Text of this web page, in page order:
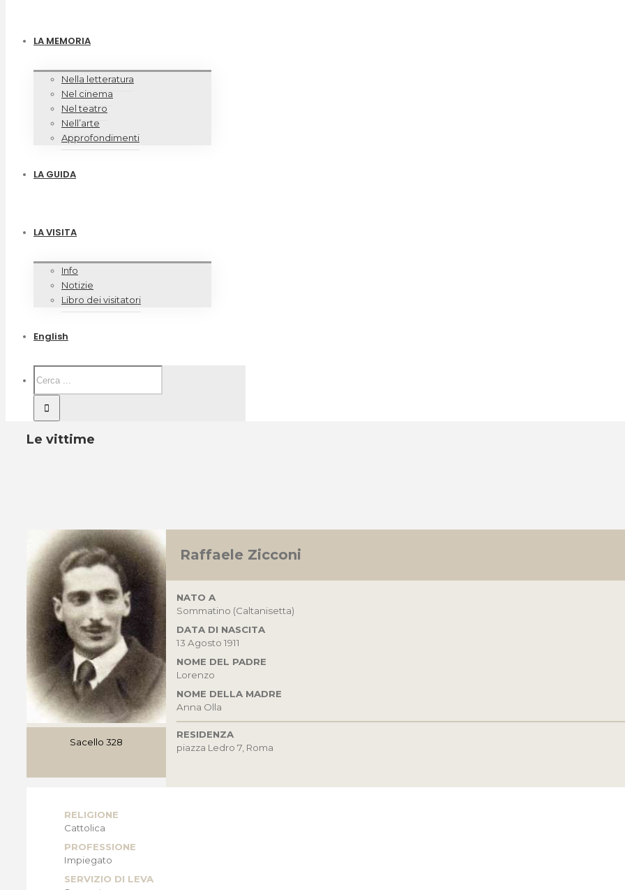
LA MEMORIA
Nella letteratura
Nel cinema
Nel teatro
Nell’arte
Approfondimenti
LA GUIDA
LA VISITA
Info
Notizie
Libro dei visitatori
English
Le vittime
Sacello 328
Raffaele Zicconi
NATO A
Sommatino (Caltanisetta)
DATA DI NASCITA
13 Agosto 1911
NOME DEL PADRE
Lorenzo
NOME DELLA MADRE
Anna Olla
RESIDENZA
piazza Ledro 7, Roma
RELIGIONE
Cattolica
PROFESSIONE
Impiegato
SERVIZIO DI LEVA